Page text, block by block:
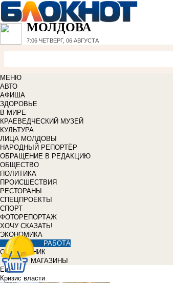
МОЛДОВА
7:06 ЧЕТВЕРГ, 06 АВГУСТА
МЕНЮ
АВТО
АФИША
ЗДОРОВЬЕ
В МИРЕ
КРАЕВЕДЧЕСКИЙ МУЗЕЙ
КУЛЬТУРА
ЛИЦА МОЛДОВЫ
НАРОДНЫЙ РЕПОРТЁР
ОБРАЩЕНИЕ В РЕДАКЦИЮ
ОБЩЕСТВО
ПОЛИТИКА
ПРОИСШЕСТВИЯ
РЕСТОРАНЫ
СПЕЦПРОЕКТЫ
СПОРТ
ФОТОРЕПОРТАЖ
ХОЧУ СКАЗАТЬ!
ЭКОНОМИКА
РАБОТА
СПРАВОЧНИК
МАГАЗИНЫ
Еще
Кризис власти